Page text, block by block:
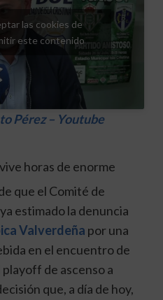
las cookies de
este contenido
Pérez– Youtube
horas de enorme
que el Comité de
estimado la denuncia
Valverdeña por una
en el encuentro de
de ascenso a
que, a día de hoy,